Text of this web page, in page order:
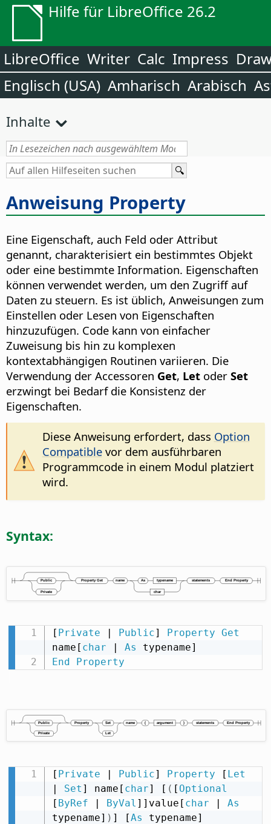
Hilfe für LibreOffice 26.2
LibreOffice Writer Calc Impress
Englisch (USA) Amharisch Arabisch
Inhalte
Anweisung Property
Eine Eigenschaft, auch Feld oder Attribut
genannt, charakterisiert ein bestimmtes Objekt
oder eine bestimmte Information. Eigenschaften
können verwendet werden, um den Zugriff auf
Daten zu steuern. Es ist üblich, Anweisungen zum
Einstellen oder Lesen von Eigenschaften
hinzuzufügen. Code kann von einfacher
Zuweisung bis hin zu komplexen
kontextabhängigen Routinen variieren. Die
Verwendung der Accessoren Get, Let oder Set
erzwingt bei Bedarf die Konsistenz der
Eigenschaften.
Diese Anweisung erfordert, dass Option
Compatiblevor dem ausführbaren
Programmcode in einem Modul platziert
wird.
Syntax:
[ Private Public] Property Get
name[ char As
End
Property
[ Private | Public] Property [ Let
| Set ] name[ char] [ ( [ Optional
[ ByRef | ByVal ]]value[ char | As
typename] ) ] [As